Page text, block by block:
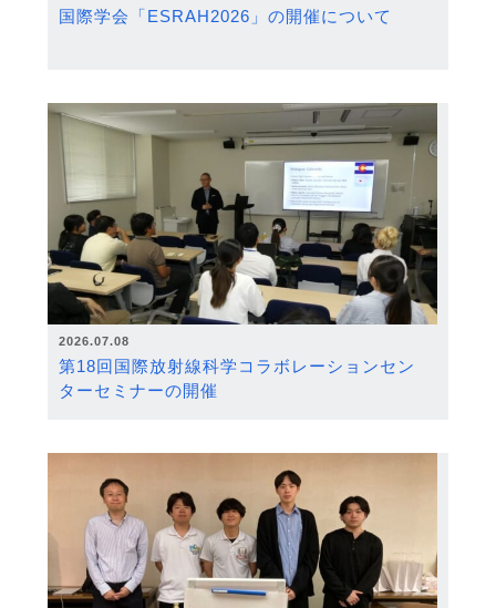
国際学会「ESRAH2026」の開催について
2026.07.08
第18回国際放射線科学コラボレーションセン
ターセミナーの開催